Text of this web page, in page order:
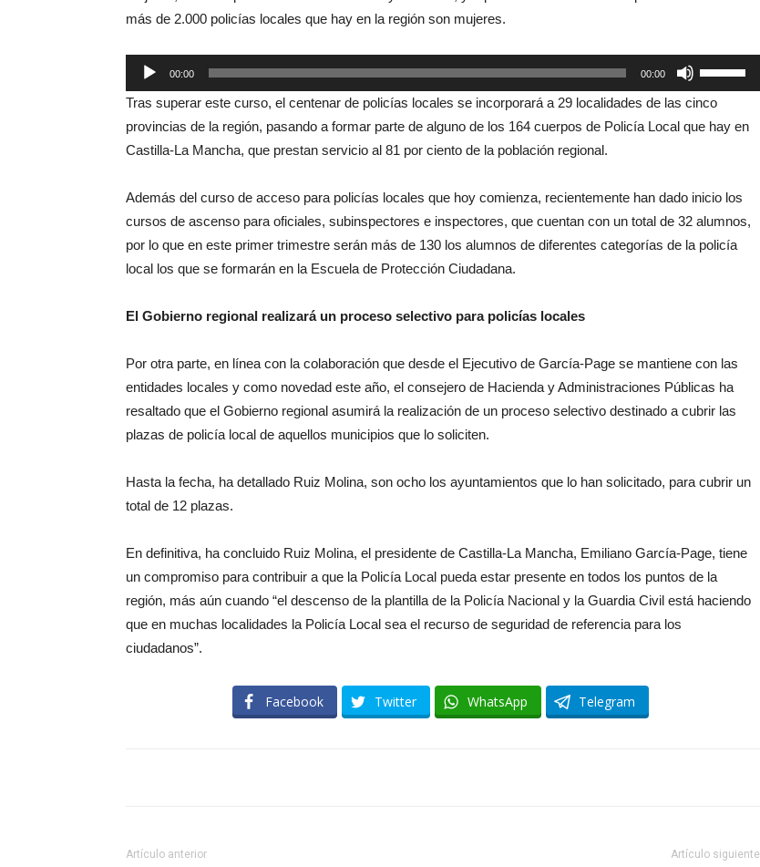
más de 2.000 policías locales que hay en la región son mujeres.
Reproductor
de
audio
00:00 00:00
las
teclas
de
para
aumentar
o
Tras superar este curso, el centenar de policías locales se incorporará a 29 localidades de las cinco
provincias de la región, pasando a formar parte de alguno de los 164 cuerpos de Policía Local que hay en
Castilla-La Mancha, que prestan servicio al 81 por ciento de la población regional.
Además del curso de acceso para policías locales que hoy comienza, recientemente han dado inicio los
cursos de ascenso para oficiales, subinspectores e inspectores, que cuentan con un total de 32 alumnos,
por lo que en este primer trimestre serán más de 130 los alumnos de diferentes categorías de la policía
local los que se formarán en la Escuela de Protección Ciudadana.
El Gobierno regional realizará un proceso selectivo para policías locales
Por otra parte, en línea con la colaboración que desde el Ejecutivo de García-Page se mantiene con las
entidades locales y como novedad este año, el consejero de Hacienda y Administraciones Públicas ha
resaltado que el Gobierno regional asumirá la realización de un proceso selectivo destinado a cubrir las
plazas de policía local de aquellos municipios que lo soliciten.
Hasta la fecha, ha detallado Ruiz Molina, son ocho los ayuntamientos que lo han solicitado, para cubrir un
total de 12 plazas.
En definitiva, ha concluido Ruiz Molina, el presidente de Castilla-La Mancha, Emiliano García-Page, tiene
un compromiso para contribuir a que la Policía Local pueda estar presente en todos los puntos de la
región, más aún cuando “el descenso de la plantilla de la Policía Nacional y la Guardia Civil está haciendo
que en muchas localidades la Policía Local sea el recurso de seguridad de referencia para los
ciudadanos”.
Facebook Twitter WhatsApp Telegram
Artículo anterior Artículo siguiente